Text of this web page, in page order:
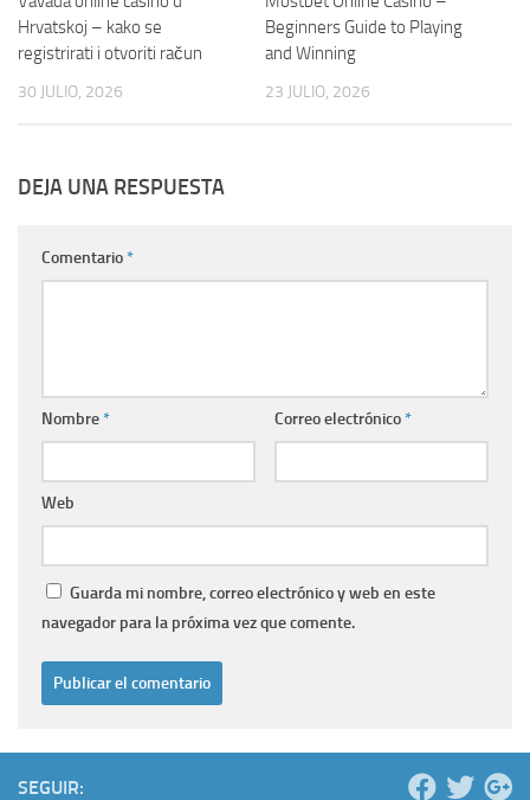
Hrvatskoj – kako se
registrirati i otvoriti račun
30 JULIO, 2026
Beginners Guide to Playing
and Winning
23 JULIO, 2026
DEJA UNA RESPUESTA
Comentario*
Nombre* Correo electrónico*
Web
Guarda mi nombre, correo electrónico y web en este
navegador para la próxima vez que comente.
SEGUIR: